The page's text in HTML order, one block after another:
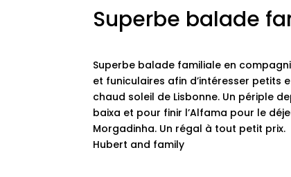
Superbe balade
Superbe balade familiale en
et funiculaires afin d’intéresser
chaud soleil de Lisbonne. Un périple
baixa et pour finir l’Alfama pour le
Morgadinha. Un régal à tout petit prix.
Hubert and family